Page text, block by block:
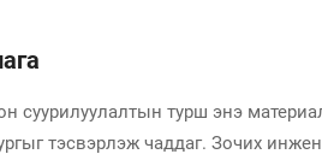
суурилуулалтын турш энэ
тэсвэрлэж чаддаг. Зочих